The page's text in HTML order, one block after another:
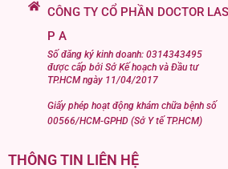
CÔNG TY CỔ PHẦN DOCTOR
P A
Số đăng ký kinh doanh: 0314343495
được cấp bởi Sở Kế hoạch và Đầu tư
TP.HCM ngày 11/04/2017
Giấy phép hoạt động khám chữa bệnh số
00566/HCM-GPHD (Sở Y tế TP.HCM)
THÔNG TIN LIÊN HỆ